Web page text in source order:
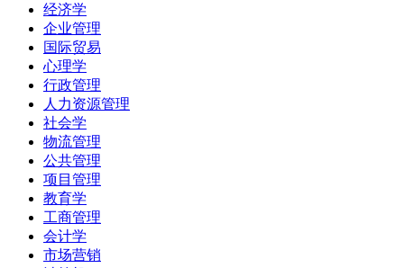
经济学
企业管理
国际贸易
心理学
行政管理
人力资源管理
社会学
物流管理
公共管理
项目管理
教育学
工商管理
会计学
市场营销